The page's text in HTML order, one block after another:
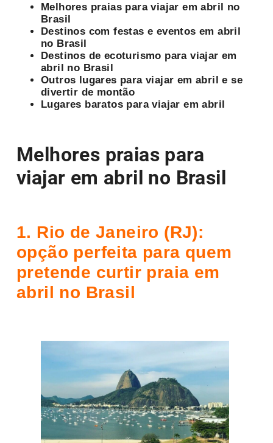
Melhores praias para viajar em abril no
Brasil
Destinos com festas e eventos em abril
no Brasil
Destinos de ecoturismo para viajar em
abril no Brasil
Outros lugares para viajar em abril e se
divertir de montão
Lugares baratos para viajar em abril
Melhores praias para
viajar em abril no Brasil
1. Rio de Janeiro (RJ):
opção perfeita para quem
pretende curtir praia em
abril no Brasil